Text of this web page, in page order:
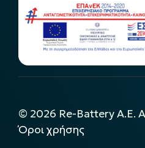
© 2026 Re-Battery A.E.
Όροι χρήσης